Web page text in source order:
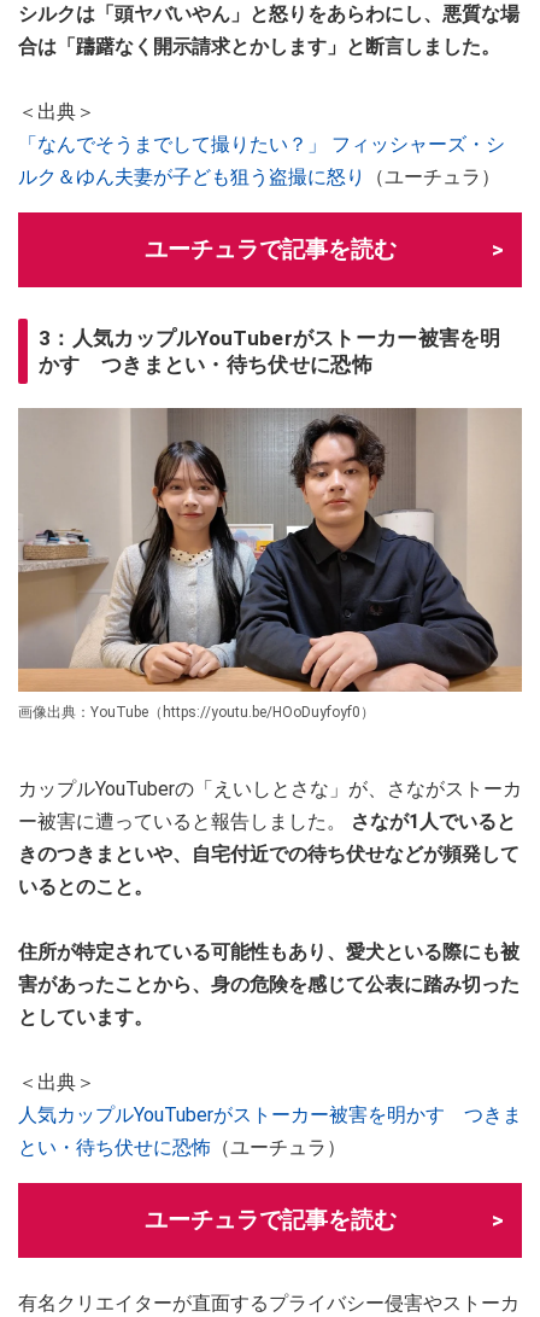
シルクは「頭ヤバいやん」と怒りをあらわにし、悪質な場
合は「躊躇なく開示請求とかします」と断言しました。
＜出典＞
「なんでそうまでして撮りたい？」 フィッシャーズ・シ
ルク＆ゆん夫妻が子ども狙う盗撮に怒り
（ユーチュラ）
ユーチュラで記事を読む
3：人気カップルYouTuberがストーカー被害を明
かす つきまとい・待ち伏せに恐怖
画像出典：YouTube（https://youtu.be/HOoDuyfoyf0）
カップルYouTuberの「えいしとさな」が、さながストーカ
ー被害に遭っていると報告しました。
さなが1人でいると
きのつきまといや、自宅付近での待ち伏せなどが頻発して
いるとのこと。
住所が特定されている可能性もあり、愛犬といる際にも被
害があったことから、身の危険を感じて公表に踏み切った
としています。
＜出典＞
人気カップルYouTuberがストーカー被害を明かす つきま
とい・待ち伏せに恐怖 （ユーチュラ）
ユーチュラで記事を読む
有名クリエイターが直面するプライバシー侵害やストーカ